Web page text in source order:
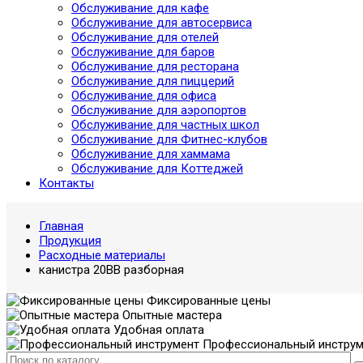
Обслуживание для кафе
Обслуживание для автосервиса
Обслуживание для отелей
Обслуживание для баров
Обслуживание для ресторана
Обслуживание для пиццерий
Обслуживание для офиса
Обслуживание для аэропортов
Обслуживание для частных школ
Обслуживание для Фитнес-клубов
Обслуживание для хаммама
Обслуживание для Коттеджей
Контакты
Главная
Продукция
Расходные материалы
канистра 20BB разборная
Фиксированные цены
Опытные мастера
Удобная оплата
Профессиональный